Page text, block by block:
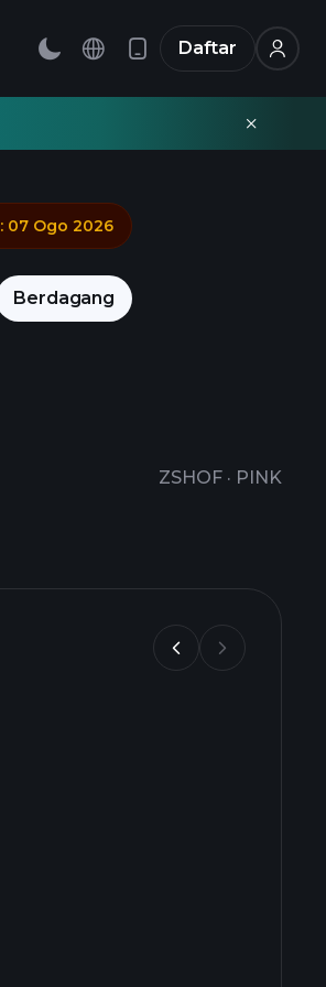
Daftar
Berdagang
ZSHOF · PINK
: 07 Ogo 2026